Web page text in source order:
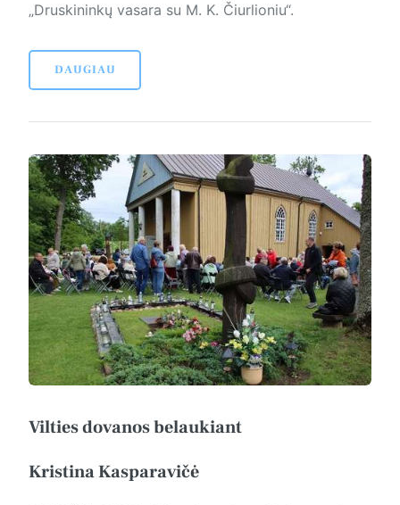
„Druskininkų vasara su M. K. Čiurlioniu“.
DAUGIAU
Vilties dovanos belaukiant
Kristina Kasparavičė